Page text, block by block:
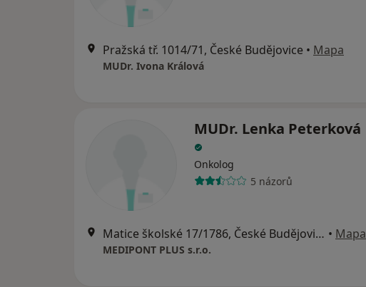
Pražská tř. 1014/71, České Budějovice • Mapa
MUDr. Ivona Králová
MUDr. Lenka Peterková
Onkolog
5 názorů
Matice školské 17/1786, České Budějovice • Mapa
MEDIPONT PLUS s.r.o.